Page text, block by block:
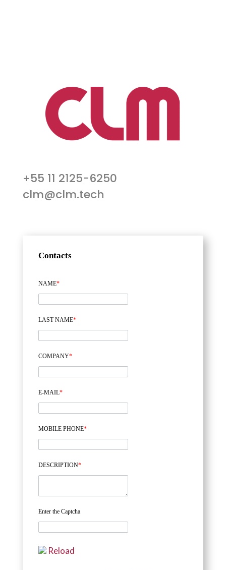
+55 11 2125-6250
clm@clm.tech
Contacts
NAME*
LAST NAME*
COMPANY*
E-MAIL*
MOBILE PHONE*
DESCRIPTION*
Enter the Captcha
Reload